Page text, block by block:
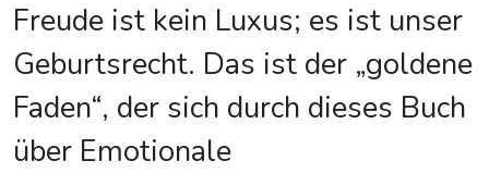
Freude ist kein Luxus; es ist unser
Geburtsrecht. Das ist der „goldene
Faden“, der sich durch dieses Buch
über Emotionale